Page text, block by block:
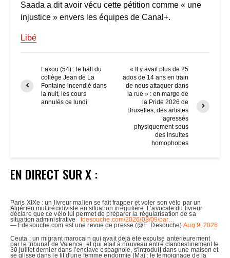
Saada a dit avoir vécu cette pétition comme « une
injustice » envers les équipes de Canal+.
Libé
Laxou (54) : le hall du
collège Jean de La
Fontaine incendié dans
la nuit, les cours
annulés ce lundi
« Il y avait plus de 25
ados de 14 ans en train
de nous attaquer dans
la rue » : en marge de
la Pride 2026 de
Bruxelles, des artistes
agressés
physiquement sous
des insultes
homophobes
EN DIRECT SUR X :